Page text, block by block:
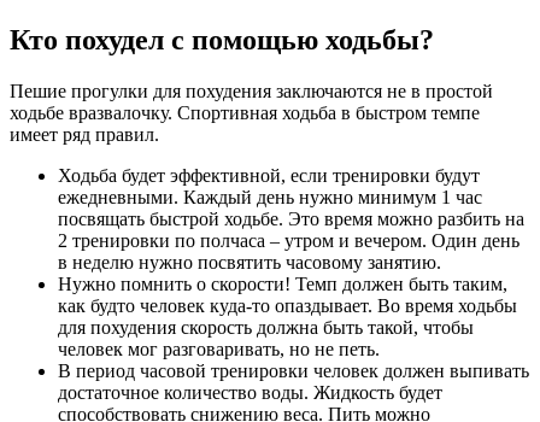
Кто похудел с помощью ходьбы?
Пешие прогулки для похудения заключаются не в простой
ходьбе вразвалочку. Спортивная ходьба в быстром темпе
имеет ряд правил.
Ходьба будет эффективной, если тренировки будут
ежедневными. Каждый день нужно минимум 1 час
посвящать быстрой ходьбе. Это время можно разбить на
2 тренировки по полчаса – утром и вечером. Один день
в неделю нужно посвятить часовому занятию.
Нужно помнить о скорости! Темп должен быть таким,
как будто человек куда-то опаздывает. Во время ходьбы
для похудения скорость должна быть такой, чтобы
человек мог разговаривать, но не петь.
В период часовой тренировки человек должен выпивать
достаточное количество воды. Жидкость будет
способствовать снижению веса. Пить можно